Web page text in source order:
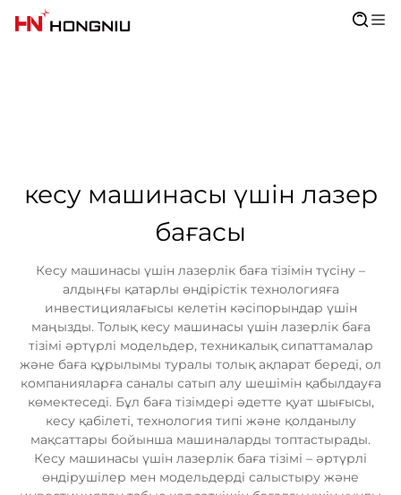
кесу машинасы үшін лазер
бағасы
Кесу машинасы үшін лазерлік баға тізімін түсіну –
алдыңғы қатарлы өндірістік технологияға
инвестициялағысы келетін кәсіпорындар үшін
маңызды. Толық кесу машинасы үшін лазерлік баға
тізімі әртүрлі модельдер, техникалық сипаттамалар
және баға құрылымы туралы толық ақпарат береді, ол
компанияларға саналы сатып алу шешімін қабылдауға
көмектеседі. Бұл баға тізімдері әдетте қуат шығысы,
кесу қабілеті, технология типі және қолданылу
мақсаттары бойынша машиналарды топтастырады.
Кесу машинасы үшін лазерлік баға тізімі – әртүрлі
өндірушілер мен модельдерді салыстыру және